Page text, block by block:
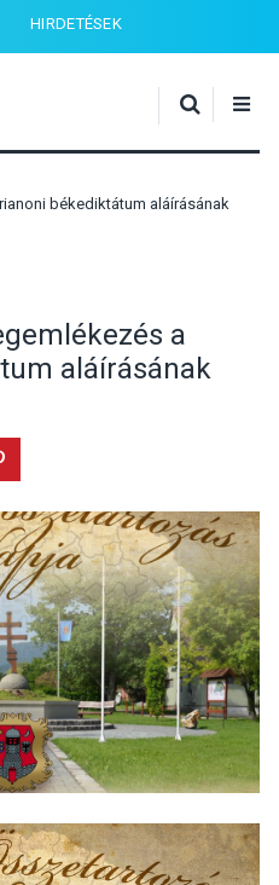
HIRDETÉSEK
békediktátum aláírásának
a
aláírásának